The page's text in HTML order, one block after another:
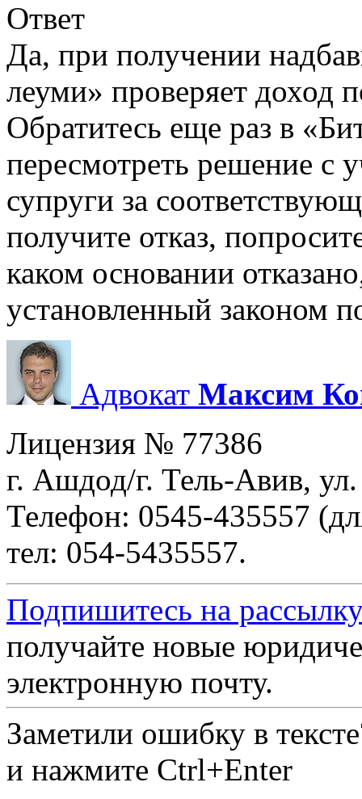
Ответ
Да, при получении
леуми» проверяет доход
Обратитесь еще раз в
пересмотреть решение с
супруги за
получите отказ,
каком основании
установленный законом
Адвокат Максим
Лицензия № 77386
г. Ашдод/г. Тель-Авив,
Телефон: 0545-435557
тел: 054-5435557.
Подпишитесь на
получайте новые
электронную почту.
Заметили ошибку в
и нажмите Ctrl+Enter